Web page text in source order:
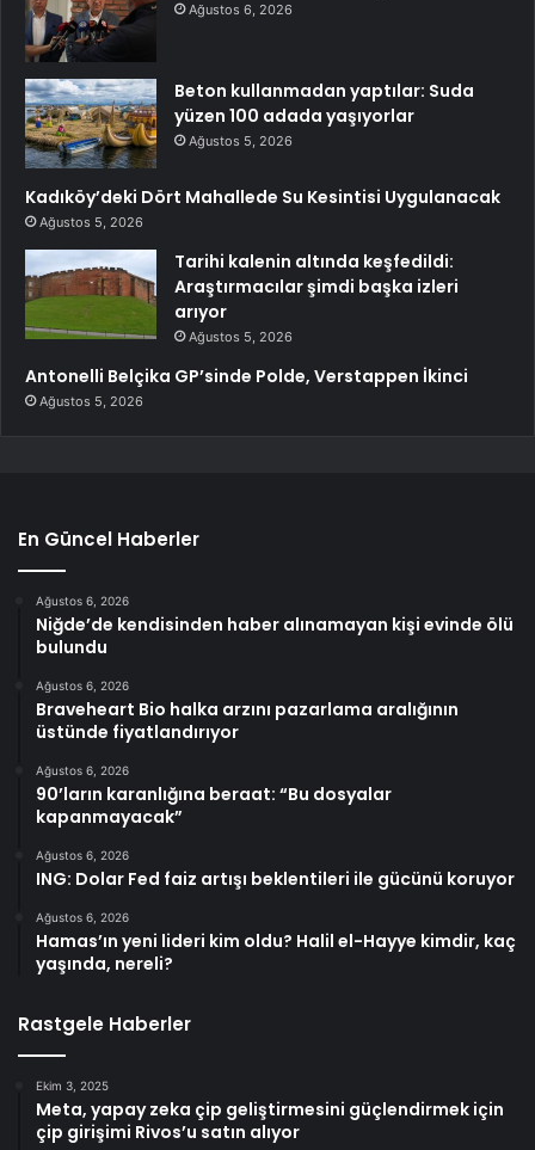
Ağustos 6, 2026
Beton kullanmadan yaptılar: Suda
yüzen 100 adada yaşıyorlar
Ağustos 5, 2026
Kadıköy’deki Dört Mahallede Su Kesintisi Uygulanacak
Ağustos 5, 2026
Tarihi kalenin altında keşfedildi:
Araştırmacılar şimdi başka izleri
arıyor
Ağustos 5, 2026
Antonelli Belçika GP’sinde Polde, Verstappen İkinci
Ağustos 5, 2026
En Güncel Haberler
Ağustos 6, 2026
Niğde’de kendisinden haber alınamayan kişi evinde ölü
bulundu
Ağustos 6, 2026
Braveheart Bio halka arzını pazarlama aralığının
üstünde fiyatlandırıyor
Ağustos 6, 2026
90’ların karanlığına beraat: “Bu dosyalar
kapanmayacak”
Ağustos 6, 2026
ING: Dolar Fed faiz artışı beklentileri ile gücünü koruyor
Ağustos 6, 2026
Hamas’ın yeni lideri kim oldu? Halil el-Hayye kimdir, kaç
yaşında, nereli?
Rastgele Haberler
Ekim 3, 2025
Meta, yapay zeka çip geliştirmesini güçlendirmek için
çip girişimi Rivos’u satın alıyor